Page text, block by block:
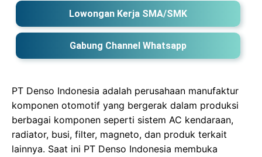
Lowongan Kerja SMA/SMK
Gabung Channel Whatsapp
PT Denso Indonesia adalah perusahaan manufaktur
komponen otomotif yang bergerak dalam produksi
berbagai komponen seperti sistem AC kendaraan,
radiator, busi, filter, magneto, dan produk terkait
lainnya. Saat ini PT Denso Indonesia membuka